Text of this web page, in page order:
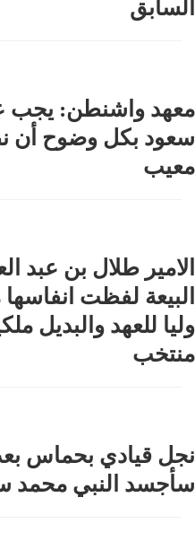
السابق
معهد واشنطن: يجب
سعود بكل وضوح أن
معيب
الامير طلال بن عبد
البيعة لفظت انفاسها
وليا للعهد والبديل
منتخب
نجل قيادي بحماس
سأجسد النبي محمد